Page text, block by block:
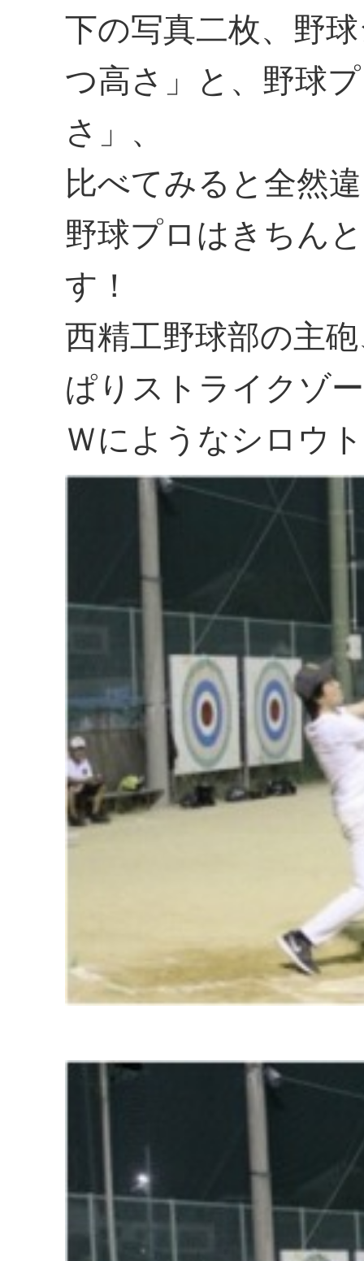
下の写真二枚、野
つ高さ」と、野球
さ」、
比べてみると全然
野球プロはきちん
す！
西精工野球部の主
ぱりストライクゾ
Ｗにようなシロウ